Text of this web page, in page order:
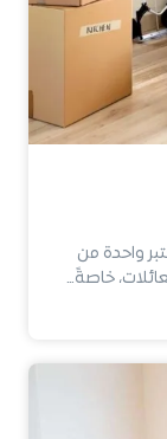
واحدة من
خاصةً…